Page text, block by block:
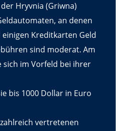
Hryvnia (Griwna)
an denen
Kreditkarten Geld
sind moderat. Am
sich im Vorfeld bei ihrer
bis 1000 Dollar in Euro
vertretenen